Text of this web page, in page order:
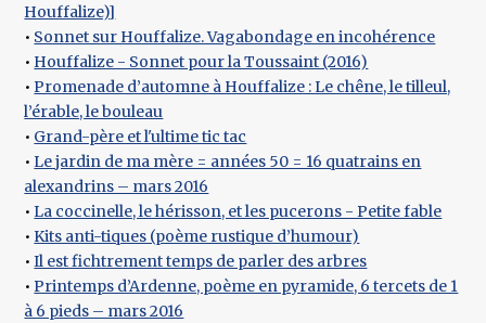
Houffalize)]
• Sonnet sur Houffalize. Vagabondage en incohérence
• Houffalize - Sonnet pour la Toussaint (2016)
•Promenade d’automne à Houffalize : Le chêne, le tilleul,
l’érable, le bouleau
• Grand-père et l'ultime tic tac
•Le jardin de ma mère = années 50 = 16 quatrains en
alexandrins – mars 2016
•La coccinelle, le hérisson, et les pucerons - Petite fable
•Kits anti-tiques (poème rustique d’humour)
•Il est fichtrement temps de parler des arbres
•Printemps d’Ardenne, poème en pyramide, 6 tercets de 1
à 6 pieds – mars 2016